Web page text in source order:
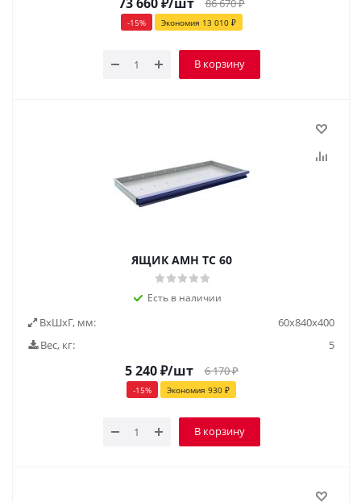
86 670₽
-15% Экономия 13 010₽
В корзину
ЯЩИК AMH TC 60
Есть в наличии
ВxШxГ, мм:
60x840x400
Вес, кг:
5
5 240₽/шт 6 170₽
-15% Экономия 930 ₽
В корзину